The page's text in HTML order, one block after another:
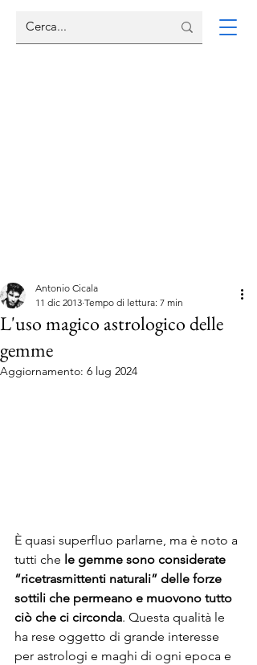
L'uso magico astrologico delle
gemme
Antonio Cicala
11 dic 2013 Tempo di lettura: 7 min
Aggiornamento: 6 lug 2024
È quasi superfluo parlarne, ma è noto a
tutti che le gemme sono considerate
“ricetrasmittenti naturali” delle forze
sottili che permeano e muovono tutto
ciò che ci circonda. Questa qualità le
ha rese oggetto di grande interesse
per astrologi e maghi di ogni epoca e